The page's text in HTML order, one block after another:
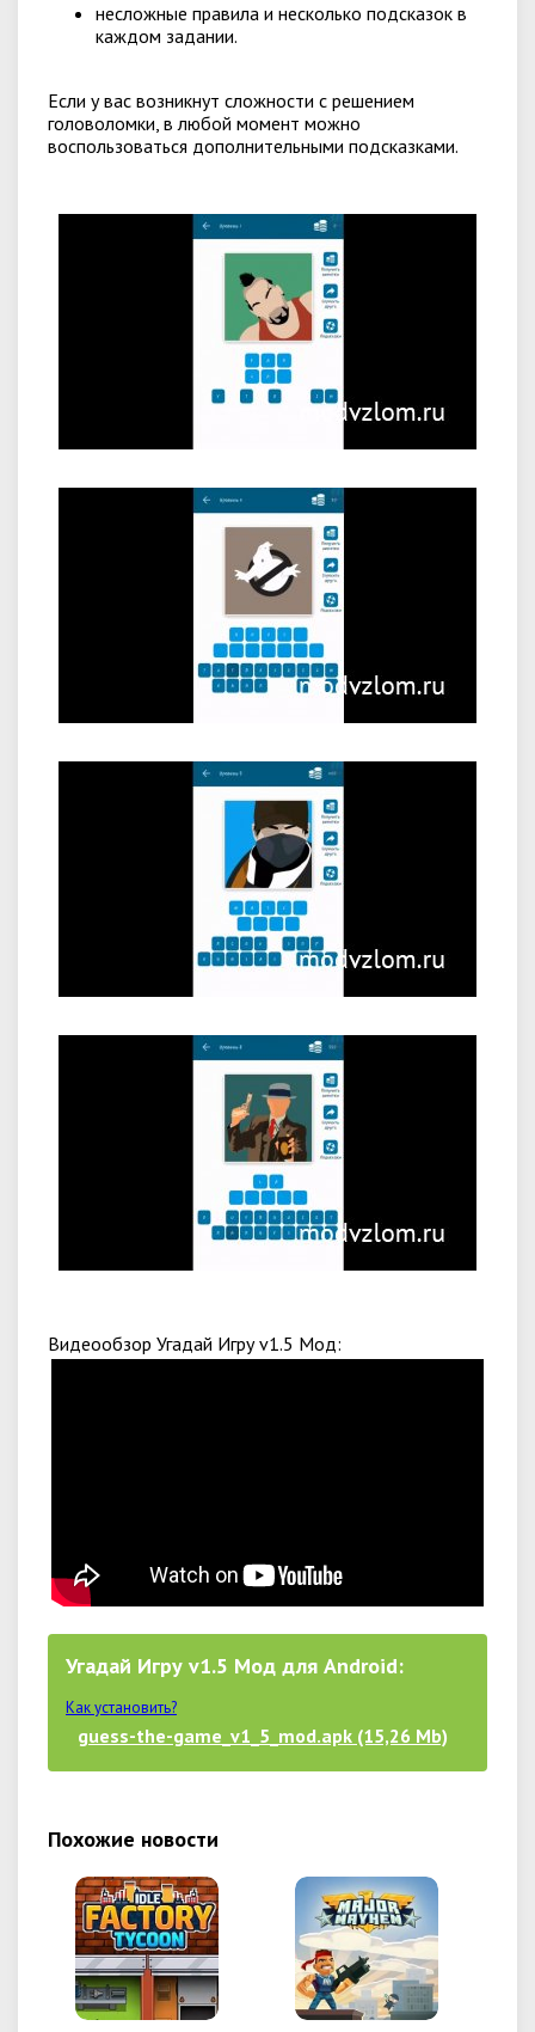
несложные правила и несколько подсказок в
каждом задании.
Если у вас возникнут сложности с решением
головоломки, в любой момент можно
воспользоваться дополнительными подсказками.
Видеообзор Угадай Игру v1.5 Мод:
Угадай Игру v1.5 Мод для Android:
Как установить?
guess-the-game_v1_5_mod.apk (15,26 Mb)
Похожие новости